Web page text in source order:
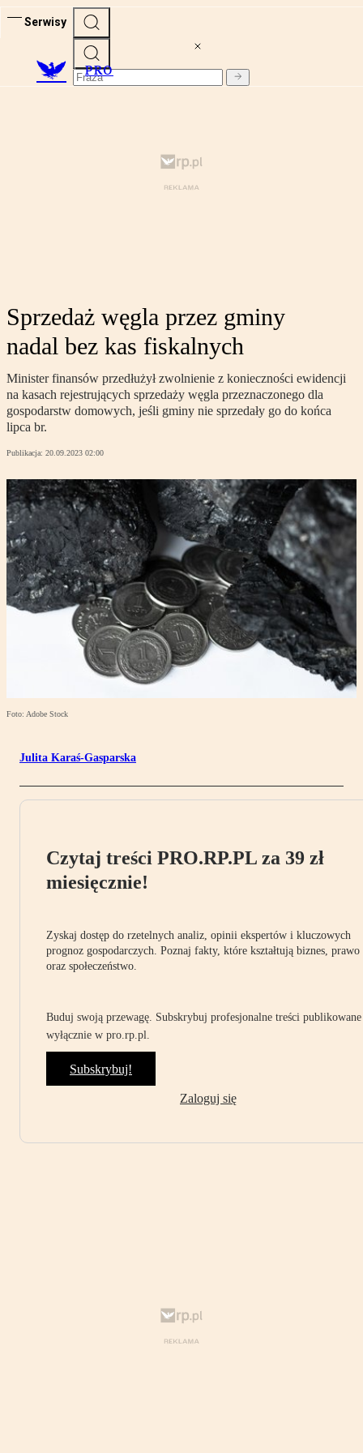
Serwisy
PRO
Sprzedaż węgla przez gminy
nadal bez kas fiskalnych
Minister finansów przedłużył zwolnienie z konieczności ewidencji
na kasach rejestrujących sprzedaży węgla przeznaczonego dla
gospodarstw domowych, jeśli gminy nie sprzedały go do końca
lipca br.
Publikacja: 20.09.2023 02:00
Foto: Adobe Stock
Julita Karaś-Gasparska
Czytaj treści PRO.RP.PL za 39 zł
miesięcznie!
Zyskaj dostęp do rzetelnych analiz, opinii ekspertów i kluczowych
prognoz gospodarczych. Poznaj fakty, które kształtują biznes, prawo
oraz społeczeństwo.
Buduj swoją przewagę. Subskrybuj profesjonalne treści publikowane
wyłącznie w pro.rp.pl.
Subskrybuj!
Zaloguj się